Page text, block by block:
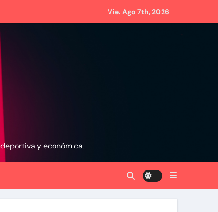
tras los terremotos
La Guaira
sobre los avances alcanzado
70 años
Vie. Ago 7th, 2026
y económica.